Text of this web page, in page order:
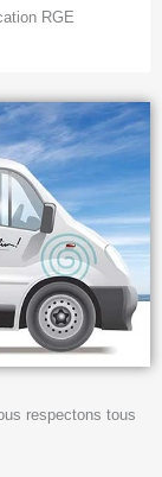
RGE
respectons tous